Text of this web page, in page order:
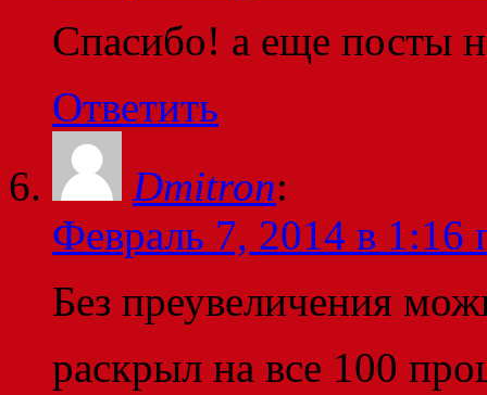
Спасибо! а еще посты
Ответить
Dmitron:
Февраль 7, 2014 в 1:16
Без преувеличения
раскрыл на все 100